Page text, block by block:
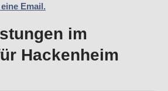
Email.
im
Hackenheim